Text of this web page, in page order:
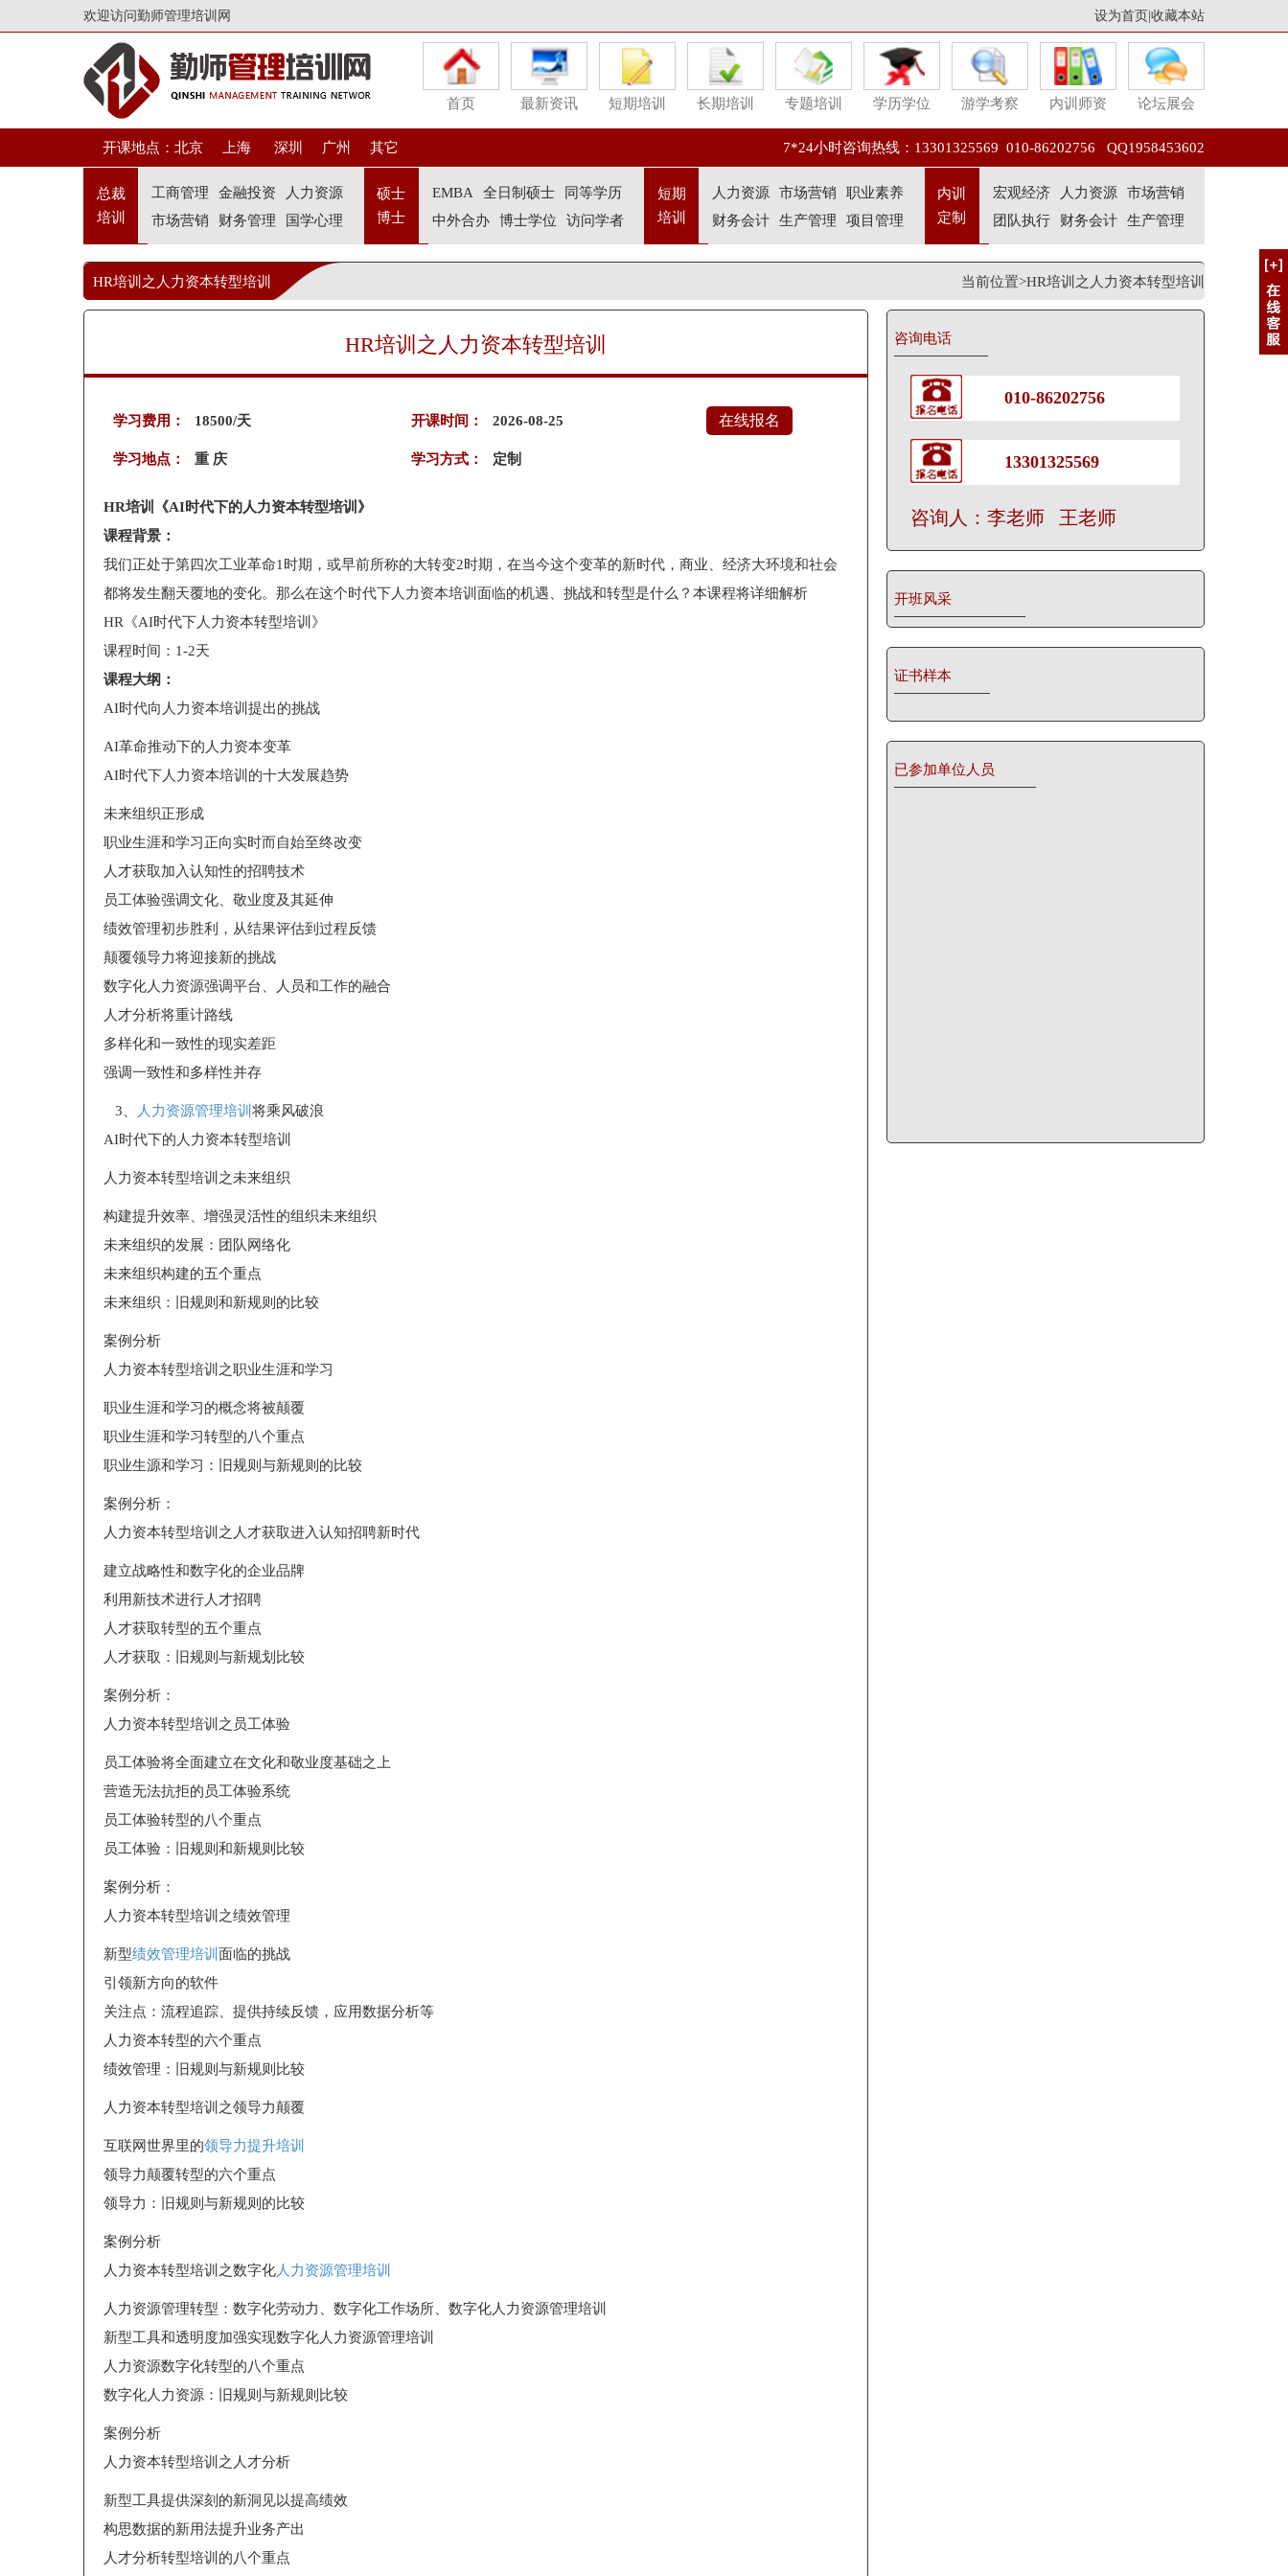
欢迎访问勤师管理培训网 设为首页 收藏本站
首页 最新资讯 短期培训 长期培训 专题培训 学历学位 游学考察 内训师资 论坛展会
开课地点： 北京 上海 深圳 广州 其它 7*24小时咨询热线：13301325569 010-86202756 QQ1958453602
总裁
培训
工商管理 金融投资
人力资源
市场营销
财务管理 国学心理
硕士
博士
EMBA 全日制硕士
同等学历
中外合办
博士学位 访问学者
短期
培训
人力资源 市场营销
职业素养
财务会计
生产管理 项目管理
内训
定制
宏观经济 人力资源
市场营销
团队执行
财务会计 生产管理
HR培训之人力资本转型培训 当前位置>HR培训之人力资本转型培训
HR培训之人力资本转型培训
学习费用： 18500/天
学习地点： 重 庆
开课时间： 2026-08-25
学习方式： 定制
在线报名
HR培训《AI时代下的人力资本转型培训》
课程背景：
我们正处于第四次工业革命1时期，或早前所称的大转变2时期，在当今这个变革的新时代，商业、经济大环境和社会
都将发生翻天覆地的变化。那么在这个时代下人力资本培训面临的机遇、挑战和转型是什么？本课程将详细解析
HR《AI时代下人力资本转型培训》
课程时间：1-2天
课程大纲：
AI时代向人力资本培训提出的挑战
AI革命推动下的人力资本变革
AI时代下人力资本培训的十大发展趋势
未来组织正形成
职业生涯和学习正向实时而自始至终改变
人才获取加入认知性的招聘技术
员工体验强调文化、敬业度及其延伸
绩效管理初步胜利，从结果评估到过程反馈
颠覆领导力将迎接新的挑战
数字化人力资源强调平台、人员和工作的融合
人才分析将重计路线
多样化和一致性的现实差距
强调一致性和多样性并存
3、 人力资源管理培训 将乘风破浪
AI时代下的人力资本转型培训
人力资本转型培训之未来组织
构建提升效率、增强灵活性的组织未来组织
未来组织的发展：团队网络化
未来组织构建的五个重点
未来组织：旧规则和新规则的比较
案例分析
人力资本转型培训之职业生涯和学习
职业生涯和学习的概念将被颠覆
职业生涯和学习转型的八个重点
职业生源和学习：旧规则与新规则的比较
案例分析：
人力资本转型培训之人才获取进入认知招聘新时代
建立战略性和数字化的企业品牌
利用新技术进行人才招聘
人才获取转型的五个重点
人才获取：旧规则与新规划比较
案例分析：
人力资本转型培训之员工体验
员工体验将全面建立在文化和敬业度基础之上
营造无法抗拒的员工体验系统
员工体验转型的八个重点
员工体验：旧规则和新规则比较
案例分析：
人力资本转型培训之绩效管理
新型绩效管理培训 面临的挑战
引领新方向的软件
关注点：流程追踪、提供持续反馈，应用数据分析等
人力资本转型的六个重点
绩效管理：旧规则与新规则比较
人力资本转型培训之领导力颠覆
互联网世界里的领导力提升培训
领导力颠覆转型的六个重点
领导力：旧规则与新规则的比较
案例分析
人力资本转型培训之数字化人力资源管理培训
人力资源管理转型：数字化劳动力、数字化工作场所、数字化人力资源管理培训
新型工具和透明度加强实现数字化人力资源管理培训
人力资源数字化转型的八个重点
数字化人力资源：旧规则与新规则比较
案例分析
人力资本转型培训之人才分析
新型工具提供深刻的新洞见以提高绩效
构思数据的新用法提升业务产出
人才分析转型培训的八个重点
咨询电话
010-86202756
13301325569
咨询人：李老师 王老师
开班风采
证书样本
已参加单位人员